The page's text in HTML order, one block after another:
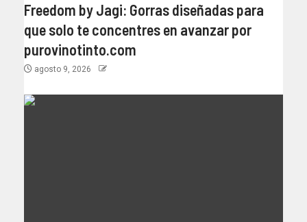
Freedom by Jagi: Gorras diseñadas para
que solo te concentres en avanzar por
purovinotinto.com
agosto 9, 2026